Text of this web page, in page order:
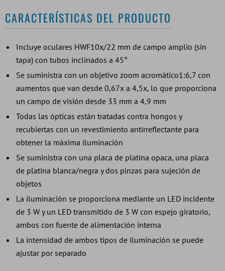
CARACTERÍSTICAS DEL PRODUCTO
Incluye oculares HWF10x/22 mm de campo amplio (sin
tapa) con tubos inclinados a 45°
Se suministra con un objetivo zoom acromático1:6,7 con
aumentos que van desde 0,67x a 4,5x, lo que proporciona
un campo de visión desde 33 mm a 4,9 mm
Todas las ópticas están tratadas contra hongos y
recubiertas con un revestimiento antirreflectante para
obtener la máxima iluminación
Se suministra con una placa de platina opaca, una placa
de platina blanca/negra y dos pinzas para sujeción de
objetos
La iluminación se proporciona mediante un LED incidente
de 3 W y un LED transmitido de 3 W con espejo giratorio,
ambos con fuente de alimentación interna
La intensidad de ambos tipos de iluminación se puede
ajustar por separado